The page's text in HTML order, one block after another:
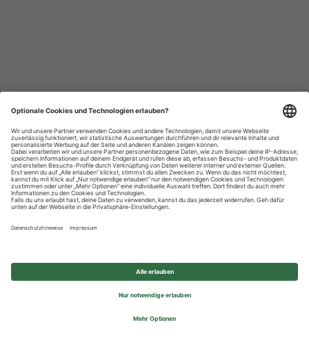
Datenschutzhinweise
Impressum
Privatsphäre-Einstellungen
© 2026 REWE Group - All rights reserved